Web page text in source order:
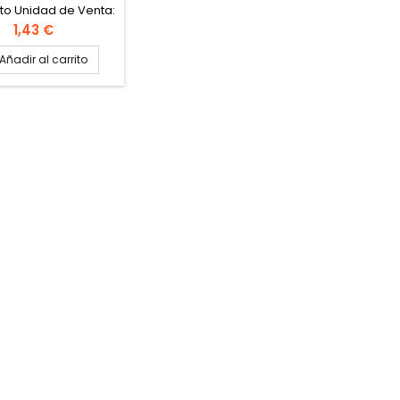
Unidad de Venta:
18 montaditos Peso
Medidas Aprox.:
X 6,5cm X 3,5cm
Precio
1,43 €
Añadir al carrito